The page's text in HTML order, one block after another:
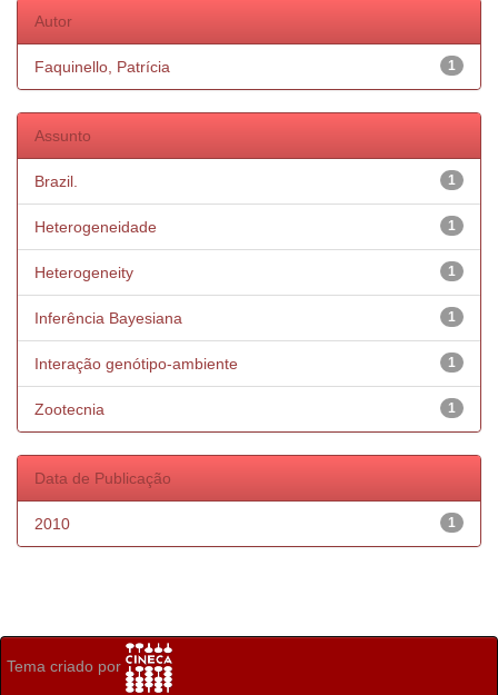
Autor
1
Faquinello, Patrícia
Assunto
1
Brazil.
1
Heterogeneidade
1
Heterogeneity
1
Inferência Bayesiana
1
Interação genótipo-ambiente
1
Zootecnia
Data de Publicação
1
2010
Tema criado por